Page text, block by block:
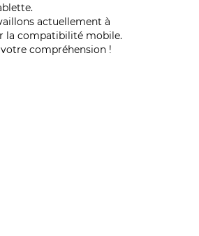
actuellement à
la compatibilité mobile.
compréhension !